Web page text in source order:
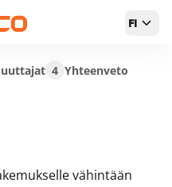
FI
vähintään
4 Yhteenveto